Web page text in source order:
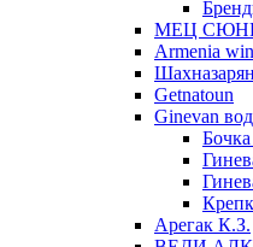
МЕЦ
Armenia
Getnatoun
Ginevan
Арегак К.З.